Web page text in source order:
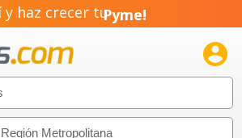
y haz crecer tuPyme!
Emprendimiento!
